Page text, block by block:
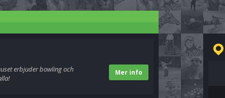
Mer info
erbjuder bowling och